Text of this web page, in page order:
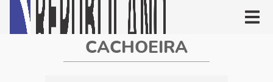
CACHOEIRA